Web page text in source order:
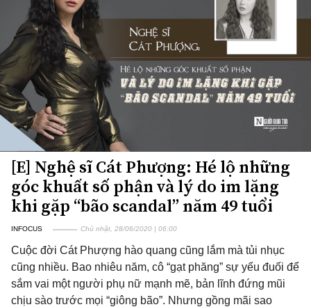
[E] Nghệ sĩ Cát Phượng: Hé lộ những
góc khuất số phận và lý do im lặng
khi gặp “bão scandal” năm 49 tuổi
INFOCUS Chủ nhật, 28/06/2020 | 06:00
Cuộc đời Cát Phượng hào quang cũng lắm mà tủi nhục
cũng nhiều. Bao nhiêu năm, cô “gạt phăng” sự yếu đuối để
sắm vai một người phụ nữ mạnh mẽ, bản lĩnh đứng mũi
chịu sào trước mọi “giông bão”. Nhưng gồng mãi sao